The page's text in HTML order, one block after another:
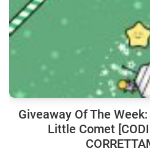
Giveaway Of The
Little Comet